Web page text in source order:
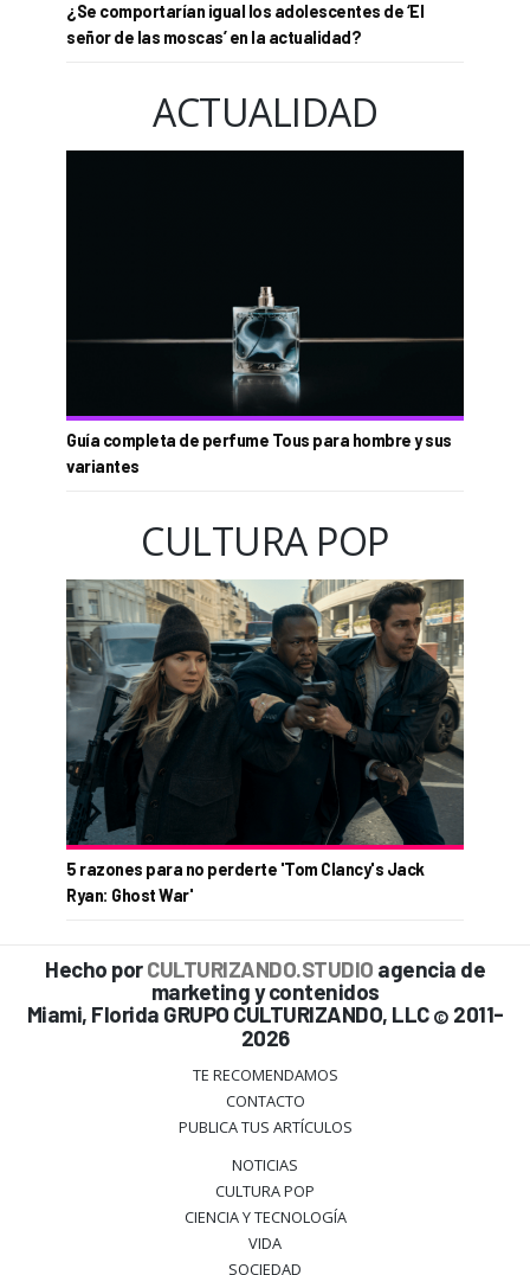
¿Se comportarían igual los adolescentes de ‘El
señor de las moscas’ en la actualidad?
ACTUALIDAD
Guía completa de perfume Tous para hombre y sus
variantes
CULTURA POP
5 razones para no perderte 'Tom Clancy's Jack
Ryan: Ghost War'
Hecho porCULTURIZANDO.STUDIO agencia de
marketing y contenidos
Miami, Florida GRUPO CULTURIZANDO, LLC © 2011-
2026
TE RECOMENDAMOS
CONTACTO
PUBLICA TUS ARTÍCULOS
NOTICIAS
CULTURA POP
CIENCIA Y TECNOLOGÍA
VIDA
SOCIEDAD